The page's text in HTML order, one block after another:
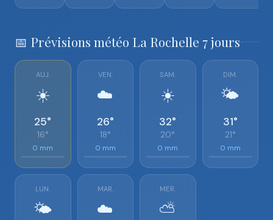
📅 Prévisions météo La Rochelle 7 jours
AUJ.
☀️
25°
16°
0 mm
VEN.
☁️
26°
18°
0 mm
SAM.
☀️
32°
20°
0 mm
DIM.
🌤️
31°
21°
0 mm
LUN.
🌤️
MAR.
☁️
MER.
⛅